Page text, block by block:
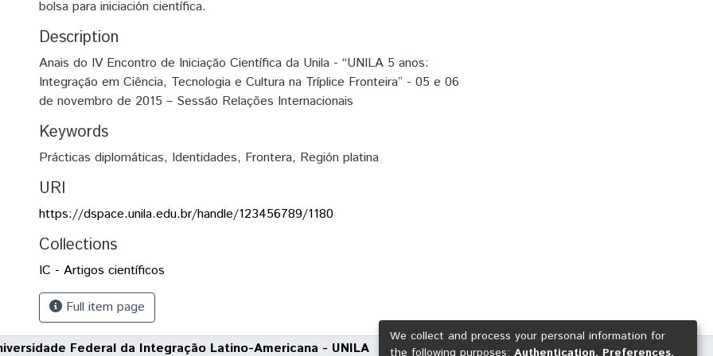
bolsa para iniciación científica.
Description
Anais do IV Encontro de Iniciação Científica da Unila - “UNILA 5 anos:
Integração em Ciência, Tecnologia e Cultura na Tríplice Fronteira” - 05 e 06
de novembro de 2015 – Sessão Relações Internacionais
Keywords
Prácticas diplomáticas, Identidades, Frontera, Región platina
URI
https://dspace.unila.edu.br/handle/123456789/1180
Collections
IC - Artigos científicos
Full item page
Federal da Integração Latino-Americana - UNILA
We collect and process your personal information for
the following purposes: Authentication, Preferences,